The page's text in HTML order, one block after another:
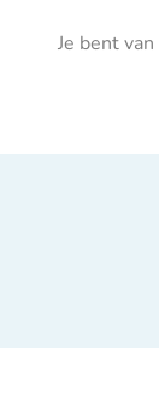
Je bent